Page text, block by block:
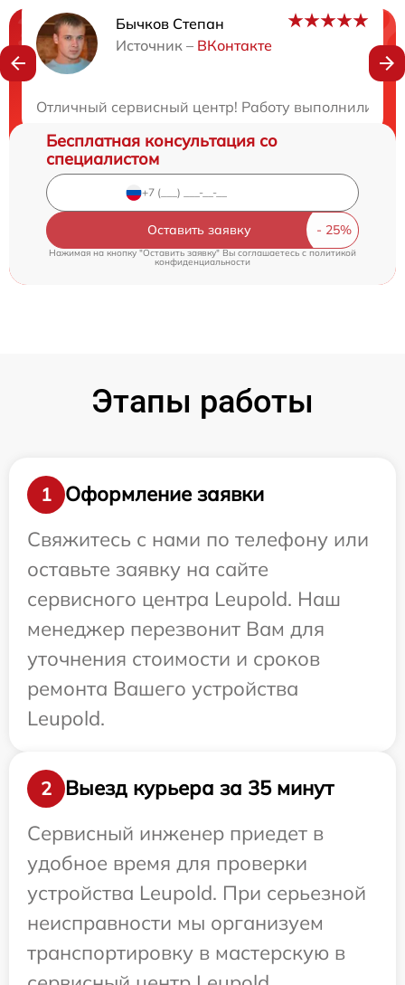
Бычков Степан
Источник – ВКонтакте
Отличный сервисный центр! Работу выполнили
Нужна консультация?
Бесплатная консультация со
специалистом
Оставить заявку
Нажимая на кнопку "Оставить заявку" Вы соглашаетесь cполитикой
конфиденциальности
Этапы работы
1
Оформление заявки
Свяжитесь с нами по телефону или
оставьте заявку на сайте
сервисного центра Leupold. Наш
менеджер перезвонит Вам для
уточнения стоимости и сроков
ремонта Вашего устройства
Leupold.
2
Выезд курьера за 35 минут
Сервисный инженер приедет в
удобное время для проверки
устройства Leupold. При серьезной
неисправности мы организуем
транспортировку в мастерскую в